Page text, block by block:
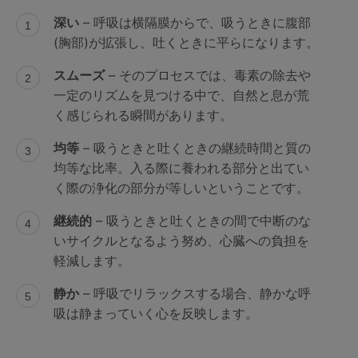
深い– 呼吸は横隔膜からで、吸うときに腹部
(胸部)が拡張し、吐くときに平らになります。
スムーズ– そのプロセスでは、毒素の除去や
一定のリズムを見つける中で、自然と息が荒
く感じられる瞬間があります。
均等– 吸うときと吐くときの継続時間と質の
均等な比率。入る際に養われる部分と出てい
く際の浄化の部分が等しいということです。
継続的– 吸うときと吐くときの間で中断のな
いサイクルとなるよう努め、心臓への負担を
軽減します。
静か– 呼吸でリラックスする場合、静かな呼
吸は静まっていく心を反映します。